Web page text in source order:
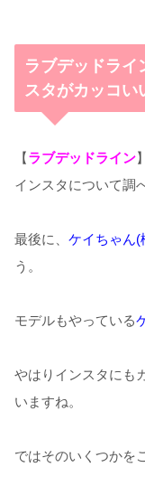
ラブデッドライ
スタがカッコい
【ラブデッドライン
インスタについて調
最後に、 ケイちゃん(
う。
モデルもやっている
やはりインスタにも
いますね。
ではそのいくつかを